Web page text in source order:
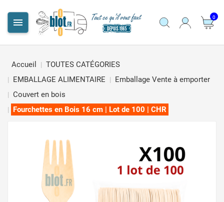
 0
Accueil
TOUTES CATÉGORIES
EMBALLAGE ALIMENTAIRE
Emballage Vente à emporter
Couvert en bois
Fourchettes en Bois 16 cm | Lot de 100 | CHR